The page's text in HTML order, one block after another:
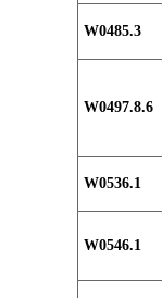
W0485.3
W0497.8.6
W0536.1
W0546.1